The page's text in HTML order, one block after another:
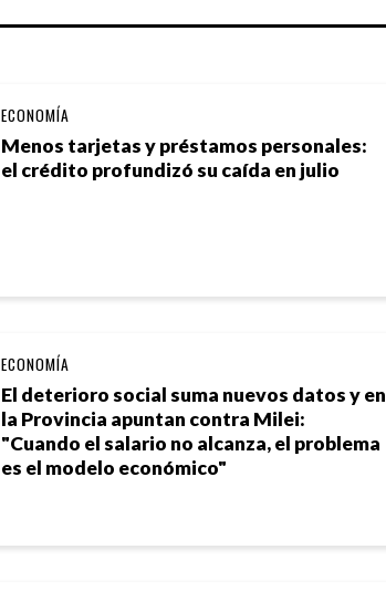
Menos tarjetas y préstamos personales:
el crédito profundizó su caída en julio
ECONOMÍA
El deterioro social suma nuevos datos y en
la Provincia apuntan contra Milei:
"Cuando el salario no alcanza, el problema
es el modelo económico"
ECONOMÍA